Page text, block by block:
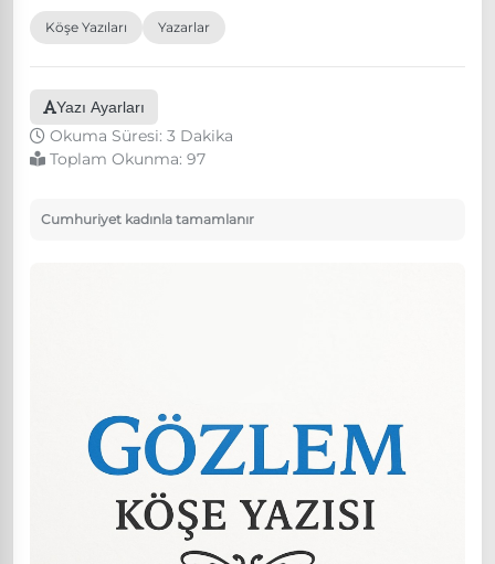
Köşe Yazıları Yazarlar
Yazı Ayarları
Okuma Süresi: 3 Dakika
Toplam Okunma: 97
Cumhuriyet kadınla tamamlanır